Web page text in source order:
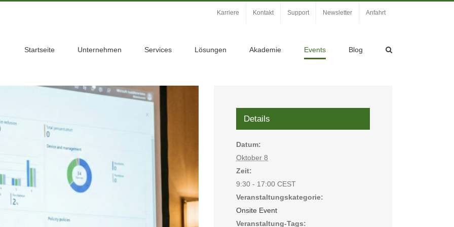
Karriere Kontakt Support Newsletter Anfahrt
Startseite Unternehmen Services Lösungen Akademie Events Blog
Details
Datum:
Oktober 8
Zeit:
9:30 - 17:00 CEST
Veranstaltungskategorie:
Onsite Event
Veranstaltung-Tags: